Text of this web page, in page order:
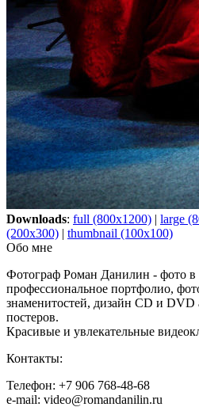
Downloads: full (800x1200) | large
(200x300) | thumbnail (100x100)
Обо мне
Фотограф Роман Данилин - фото в
профессиональное портфолио,
знаменитостей, дизайн CD и
постеров.
Красивые и увлекательные
Контакты:
Телефон: +7 906 768-48-68
e-mail: video@romandanilin.ru